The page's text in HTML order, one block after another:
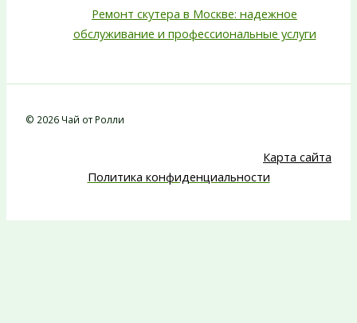
Ремонт скутера в Москве: надежное
обслуживание и профессиональные услуги
© 2026 Чай от Ролли
Карта сайта
Политика конфиденциальности